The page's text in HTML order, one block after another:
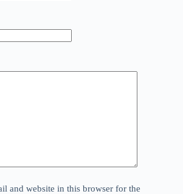
and website in this browser for the